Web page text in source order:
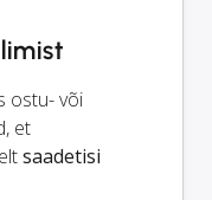
ostu- või
et
saadetisi